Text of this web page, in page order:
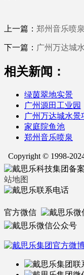
上一篇： 郑州音乐喷泉
下一篇： 广州万达城
相关新闻：
绿茵翠地实景
广州源田工业园
广州万达城水景
家庭院鱼池
郑州音乐喷泉
Copyright © 1998-
站地图
官方微信